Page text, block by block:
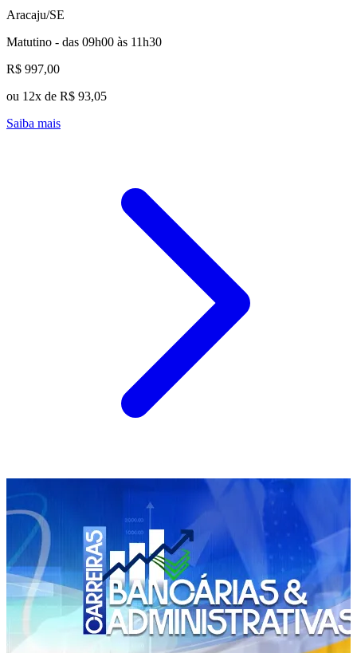
Aracaju/SE
Matutino - das 09h00 às 11h30
R$ 997,00
ou 12x de R$ 93,05
Saiba mais